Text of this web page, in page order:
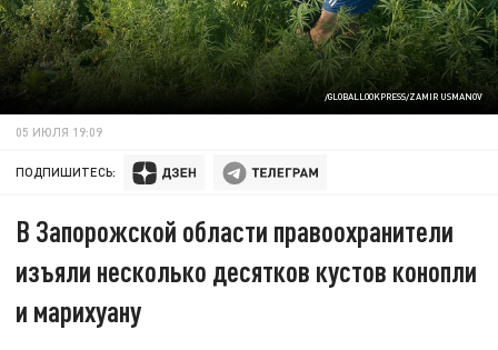
/GLOBALLOOKPRESS/ZAMIR USMANOV
05 ИЮЛЯ 19:09
ПОДПИШИТЕСЬ:
В Запорожской области правоохранители
изъяли несколько десятков кустов конопли
и марихуану